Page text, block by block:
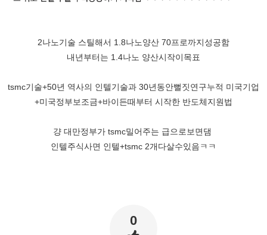
2나노기술 스틸해서 1.8나노양산 70프로까지성공함
내년부터는 1.4나노 양산시작이목표
tsmc기술+50년 역사의 인텔기술과 30년동안뻘짓연구누적 미국기업
+미국정부보조금+바이든때부터 시작한 반도체지원법
걍 대만정부가 tsmc밀어주는 급으로보면댐
인텔주식사면 인텔+tsmc 2개다살수있음ㅋㅋ
0